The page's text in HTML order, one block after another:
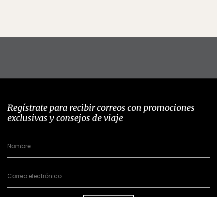
Regístrate para recibir correos con promociones
exclusivas y consejos de viaje